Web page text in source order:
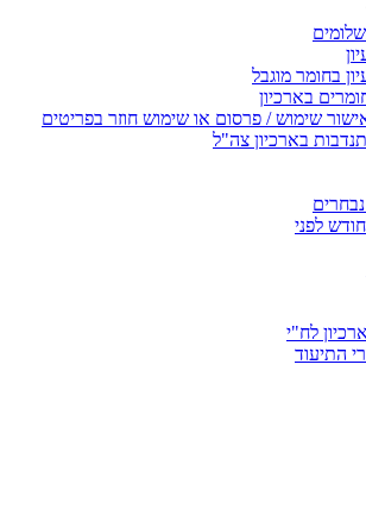
בחומר מוגבל
בארכיון
שימוש / פרסום או שימוש חוזר בפריטים
בארכיון צה"ל
לפני
לח"י
התיעוד